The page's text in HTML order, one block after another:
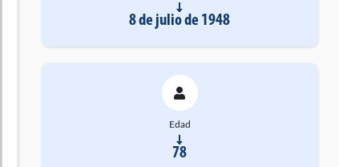
8 de julio de 1948
Edad
78